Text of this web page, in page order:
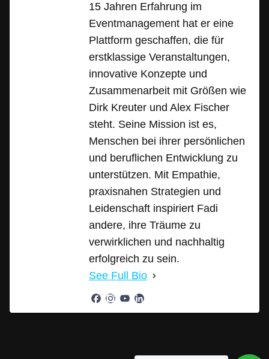
15 Jahren Erfahrung im
Eventmanagement hat er eine
Plattform geschaffen, die für
erstklassige Veranstaltungen,
innovative Konzepte und
Zusammenarbeit mit Größen wie
Dirk Kreuter und Alex Fischer
steht. Seine Mission ist es,
Menschen bei ihrer persönlichen
und beruflichen Entwicklung zu
unterstützen. Mit Empathie,
praxisnahen Strategien und
Leidenschaft inspiriert Fadi
andere, ihre Träume zu
verwirklichen und nachhaltig
erfolgreich zu sein.
See Full Bio